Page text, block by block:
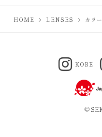
HOME LENSES カラ
KOBE
©